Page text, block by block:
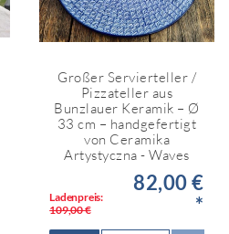
Großer Servierteller /
Pizzateller aus
Bunzlauer Keramik – Ø
33 cm – handgefertigt
von Ceramika
Artystyczna - Waves
Ladenpreis:
109,00 €
82,00 €
*